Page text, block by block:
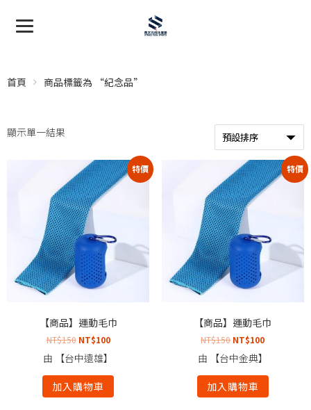
首頁 商品標籤為 “紀念品”
顯示單一結果
特價
【商品】運動毛巾
NT$150 NT$100
由 【台中遠雄】
加入購物車
特價
【商品】運動毛巾
NT$150 NT$100
由 【台中金典】
加入購物車